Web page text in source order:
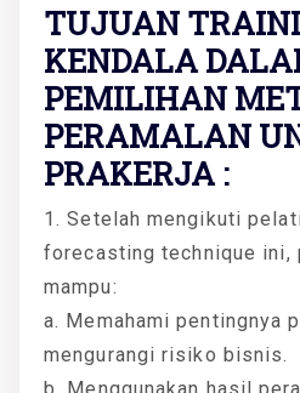
TUJUAN
KENDALA
PEMILIHAN
PERAMALAN
PRAKERJA :
1. Setelah mengikuti
forecasting technique ini,
mampu:
a. Memahami pentingnya
mengurangi risiko bisnis.
b. Menggunakan hasil